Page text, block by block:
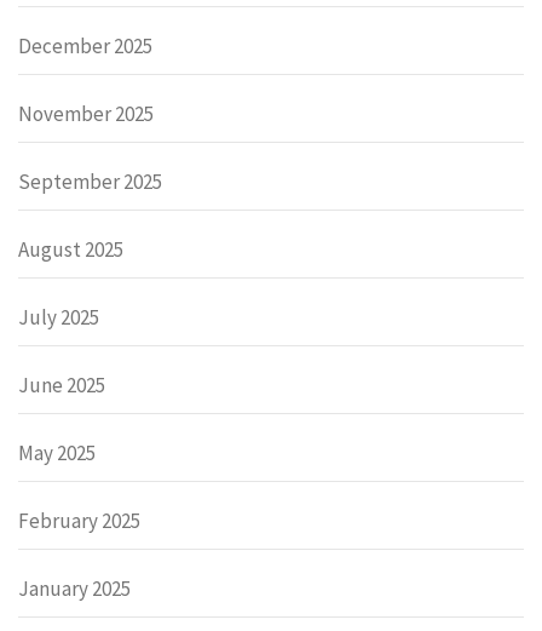
December 2025
November 2025
September 2025
August 2025
July 2025
June 2025
May 2025
February 2025
January 2025